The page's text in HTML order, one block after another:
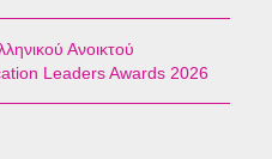
Ανοικτού
Leaders Awards 2026